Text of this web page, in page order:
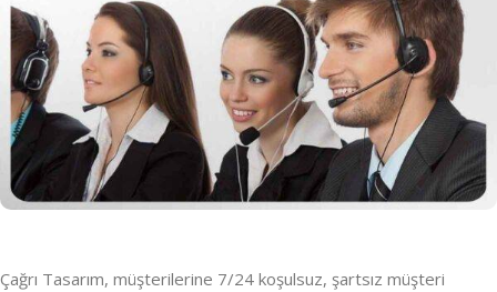
Çağrı Tasarım, müşterilerine 7/24 koşulsuz, şartsız müşteri